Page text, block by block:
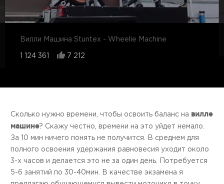
Вилли Машина Stuntex - Wheelie Machine
1 124 361 7 212
Сколько нужно времени, чтобы освоить баланс на вилле
машине? Скажу честно, времени на это уйдет немало.
За 10 мин ничего понять не получится. В среднем для
полного освоения удержания равновесия уходит около
3-х часов и делается это не за один день. Потребуется
5-6 занятий по 30-40мин. В качестве экзамена я